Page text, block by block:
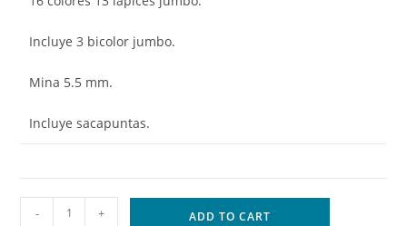
Incluye 3 bicolor jumbo.
Mina 5.5 mm.
Incluye sacapuntas.
- + ADD TO CART